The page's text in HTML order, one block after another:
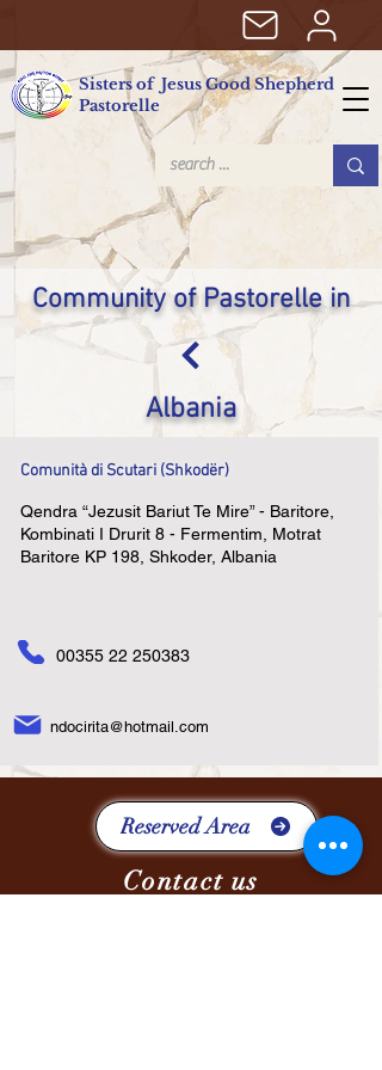
Sisters of Jesus Good Shepherd
Pastorelle
Community of Pastorelle in
Albania
Comunità di Scutari (Shkodër)
Qendra “Jezusit Bariut Te Mire” - Baritore,
Kombinati I Drurit 8 - Fermentim, Motrat
Baritore KP 198, Shkoder, Albania
00355 22 250383
ndocirita@hotmail.com
Reserved Area
Contact us